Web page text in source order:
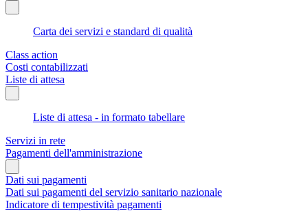
Carta dei servizi e standard di qualità
Class action
Costi contabilizzati
Liste di attesa
Liste di attesa - in formato tabellare
Servizi in rete
Pagamenti dell'amministrazione
Dati sui pagamenti
Dati sui pagamenti del servizio sanitario nazionale
Indicatore di tempestività pagamenti